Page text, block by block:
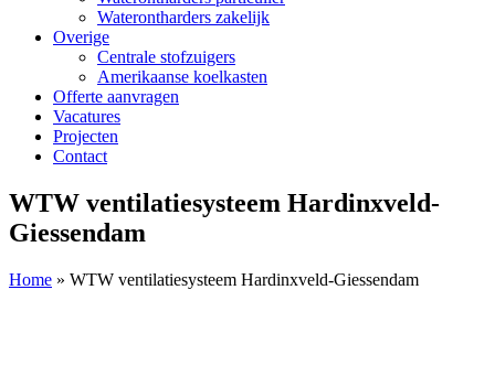
Waterontharders zakelijk
Overige
Centrale stofzuigers
Amerikaanse koelkasten
Offerte aanvragen
Vacatures
Projecten
Contact
WTW ventilatiesysteem Hardinxveld-
Giessendam
Home » WTW ventilatiesysteem Hardinxveld-Giessendam